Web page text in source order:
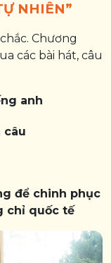
NHIÊN”
Chương
các bài hát, câu
anh
câu
để chinh phục
chỉ quốc tế